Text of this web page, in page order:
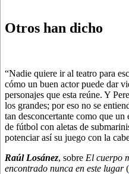
Otros han dicho
“Nadie quiere ir al teatro para
cómo un buen actor puede dar
personajes que esta reúne. Y
los grandes; por eso no se
tan desconcertante como que
de fútbol con aletas de
potenciar así su juego con la
Raúl Losánez, sobre El cuerpo
encontrado nunca en este lugar(